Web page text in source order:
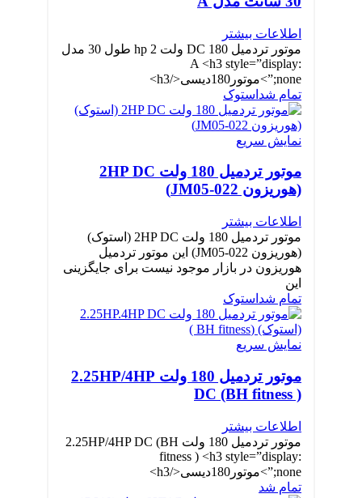
اطلاعات بیشتر
موتور تردمیل DC 180 ولت 2 hp طول 30 مدل
A <h3 style=”display:
none;”>موتور180دیسی</h3>
تمام شد استوک
نمایش سریع
موتور تردمیل 180 ولت 2HP DC
(هوریزون JM05-022)
اطلاعات بیشتر
موتور تردمیل 180 ولت 2HP DC (استوک)
(هوریزون JM05-022) این موتور تردمیل
هوریزون در بازار موجود نیست برای جایگزینی
این
تمام شد استوک
نمایش سریع
موتور تردمیل 180 ولت 2.25HP/4HP
DC (BH fitness )
اطلاعات بیشتر
موتور تردمیل 180 ولت 2.25HP/4HP DC (BH
fitness ) <h3 style=”display:
none;”>موتور180دیسی</h3>
تمام شد